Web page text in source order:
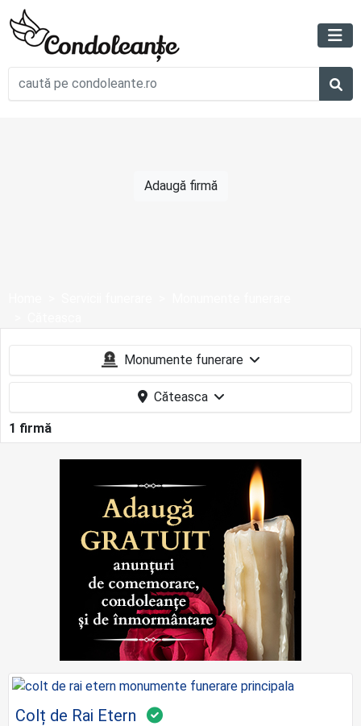
Adaugă firmă
1 firmă
Colț de Rai Etern